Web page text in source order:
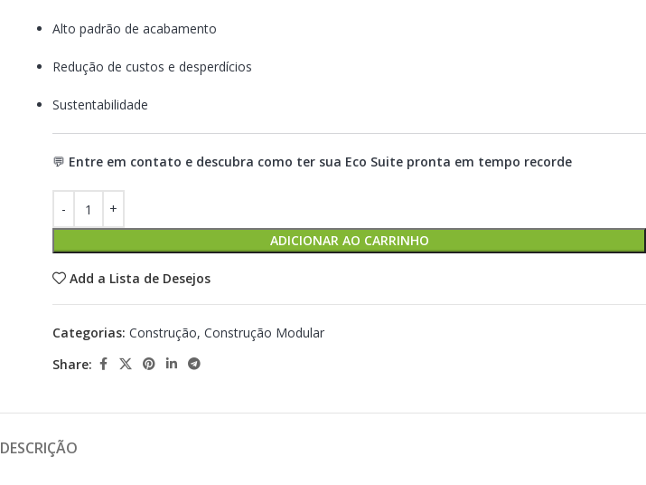
Alto padrão de acabamento
Redução de custos e desperdícios
Sustentabilidade
💬 Entre em contato e descubra como ter sua Eco Suite pronta em tempo recorde
ADICIONAR AO CARRINHO
Add a Lista de Desejos
Categorias: Construção, Construção Modular
Share:
DESCRIÇÃO